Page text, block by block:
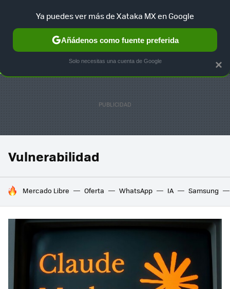
SELECCIÓN GAMING HOME AUTO TERRITORIO
Vulnerabilidad
HOY SE HABLA DE
Mercado Libre Oferta WhatsApp IA Samsung
×
Ya puedes ver más de Xataka MX en Google
Añádenos como fuente preferida
Solo necesitas una cuenta de Google